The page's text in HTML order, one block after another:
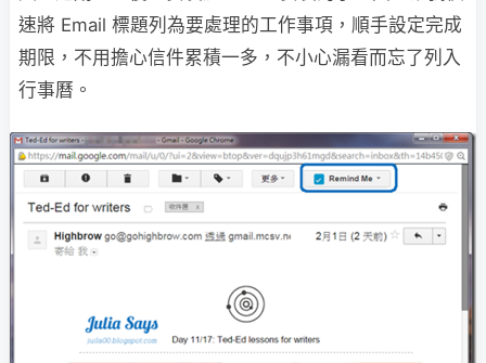
速將 Email 標題列為要處理的工作事項，順手設定完成
期限，不用擔心信件累積一多，不小心漏看而忘了列入
行事曆。